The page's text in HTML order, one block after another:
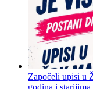
Započeli upisi u
godina i